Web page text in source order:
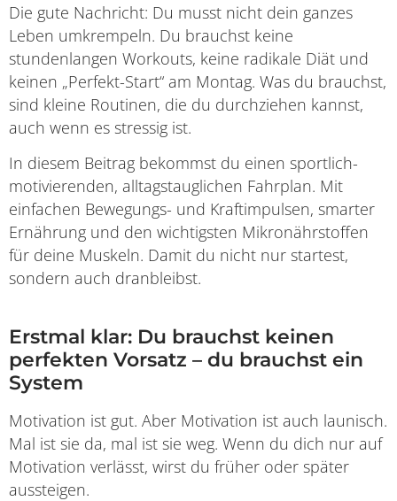
Die gute Nachricht: Du musst nicht dein ganzes
Leben umkrempeln. Du brauchst keine
stundenlangen Workouts, keine radikale Diät und
keinen „Perfekt-Start“ am Montag. Was du brauchst,
sind kleine Routinen, die du durchziehen kannst,
auch wenn es stressig ist.
In diesem Beitrag bekommst du einen sportlich-
motivierenden, alltagstauglichen Fahrplan. Mit
einfachen Bewegungs- und Kraftimpulsen, smarter
Ernährung und den wichtigsten Mikronährstoffen
für deine Muskeln. Damit du nicht nur startest,
sondern auch dranbleibst.
Erstmal klar: Du brauchst keinen
perfekten Vorsatz – du brauchst ein
System
Motivation ist gut. Aber Motivation ist auch launisch.
Mal ist sie da, mal ist sie weg. Wenn du dich nur auf
Motivation verlässt, wirst du früher oder später
aussteigen.